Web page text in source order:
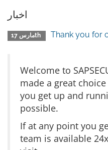
اخبار
مارس 17th Thank you for
Welcome to
made a great
you get up and
possible.
If at any point you
team is available